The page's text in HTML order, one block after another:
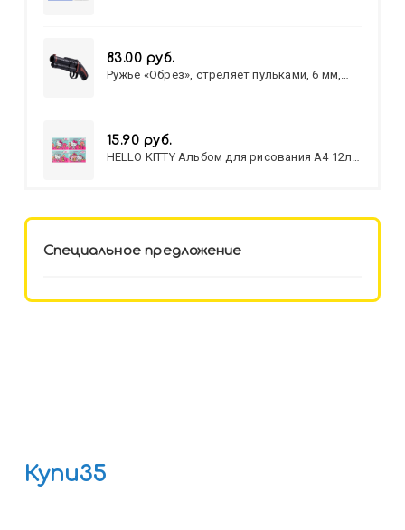
83.00 руб.
Ружье «Обрез», стреляет пульками, 6 мм,
15.90 руб.
HELLO KITTY Альбом для рисования А4 12л.
Специальное предложение
Купи35